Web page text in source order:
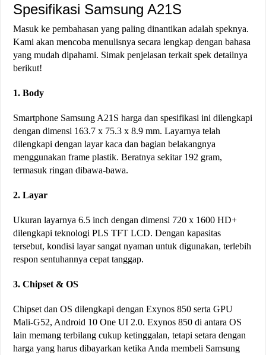
Spesifikasi Samsung A21S
Masuk ke pembahasan yang paling dinantikan adalah speknya.
Kami akan mencoba menulisnya secara lengkap dengan bahasa
yang mudah dipahami. Simak penjelasan terkait spek detailnya
berikut!
1. Body
Smartphone Samsung A21S harga dan spesifikasi ini dilengkapi
dengan dimensi 163.7 x 75.3 x 8.9 mm. Layarnya telah
dilengkapi dengan layar kaca dan bagian belakangnya
menggunakan frame plastik. Beratnya sekitar 192 gram,
termasuk ringan dibawa-bawa.
2. Layar
Ukuran layarnya 6.5 inch dengan dimensi 720 x 1600 HD+
dilengkapi teknologi PLS TFT LCD. Dengan kapasitas
tersebut, kondisi layar sangat nyaman untuk digunakan, terlebih
respon sentuhannya cepat tanggap.
3. Chipset & OS
Chipset dan OS dilengkapi dengan Exynos 850 serta GPU
Mali-G52, Android 10 One UI 2.0. Exynos 850 di antara OS
lain memang terbilang cukup ketinggalan, tetapi setara dengan
harga yang harus dibayarkan ketika Anda membeli Samsung